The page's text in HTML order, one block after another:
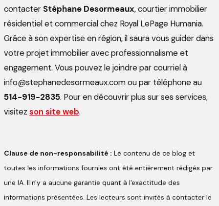
contacter Stéphane Desormeaux, courtier immobilier
résidentiel et commercial chez Royal LePage Humania.
Grâce à son expertise en région, il saura vous guider dans
votre projet immobilier avec professionnalisme et
engagement. Vous pouvez le joindre par courriel à
info@stephanedesormeaux.com ou par téléphone au
514-919-2835. Pour en découvrir plus sur ses services,
visitez son site web.
Clause de non-responsabilité : Le contenu de ce blog et
toutes les informations fournies ont été entièrement rédigés par
une IA. Il n'y a aucune garantie quant à l'exactitude des
informations présentées. Les lecteurs sont invités à contacter le